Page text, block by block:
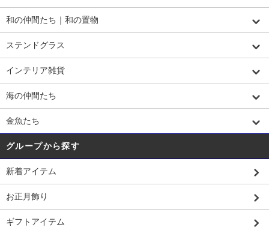
和の仲間たち｜和の置物
ステンドグラス
インテリア雑貨
海の仲間たち
金魚たち
グループから探す
新着アイテム
お正月飾り
ギフトアイテム